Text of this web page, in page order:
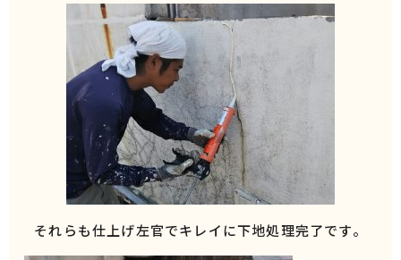
それらも仕上げ左官でキレイに下地処理完了です。